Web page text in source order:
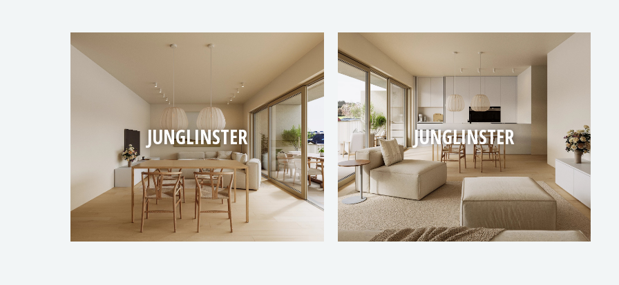
pour plus d'informations ou pour organiser un rdv
Pour plus d'informations veuillez contacter :
David BRAUSCH
david.brausch@fischbach.lu
JUNGLINSTER JUNGLINSTER